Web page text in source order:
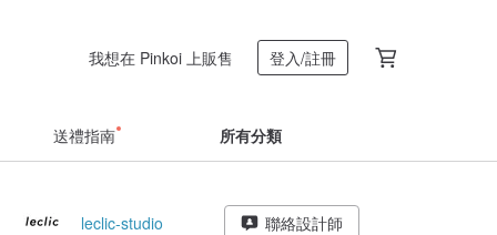
我想在 Pinkoi 上販售 登入/註冊
送禮指南 所有分類
leclic-studio 聯絡設計師